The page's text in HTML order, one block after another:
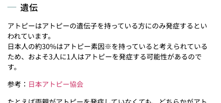
遺伝
アトピーはアトピーの遺伝子を持っている方にのみ発症するとい
われています。
日本人の約30%はアトピー素因※を持っていると考えられている
ため、およそ3人に1人はアトピーを発症する可能性があるので
す。
参考： 日本アトピー協会